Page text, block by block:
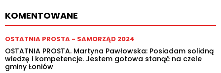
KOMENTOWANE
OSTATNIA PROSTA - SAMORZĄD 2024
OSTATNIA PROSTA. Martyna Pawłowska: Posiadam solidną
wiedzę i kompetencje. Jestem gotowa stanąć na czele
gminy Łoniów